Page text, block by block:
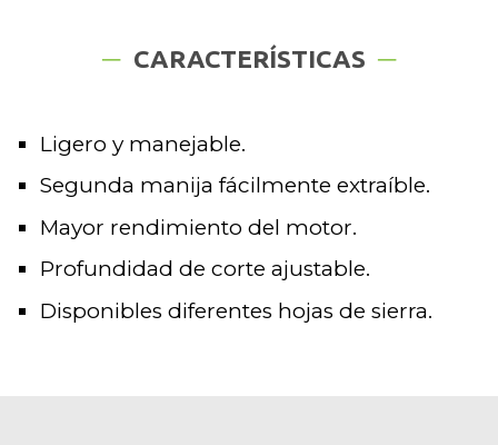
CARACTERÍSTICAS
Ligero y manejable.
Segunda manija fácilmente extraíble.
Mayor rendimiento del motor.
Profundidad de corte ajustable.
Disponibles diferentes hojas de sierra.